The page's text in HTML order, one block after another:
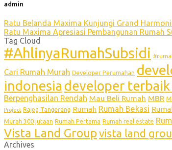
admin
Ratu Belanda Maxima Kunjungi Grand
Ratu Maxima Apresiasi Pembangunan Rumah
Tag Cloud
#AhlinyaRumahSubsidi
Cari Rumah Murah Developer Perumahan
indonesia developer
Berpenghasilan Rendah Mau Beli Rumah MBR
Project Rajeg Tangerang Rumah Rumah Bekasi
Murah 300 jutaan Rumah Pertama Rumah real estate
Vista Land Group vista land
Archives